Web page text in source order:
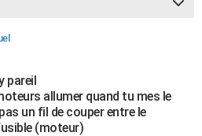
pareil
allumer quand tu mes le
un fil de couper entre le
(moteur)